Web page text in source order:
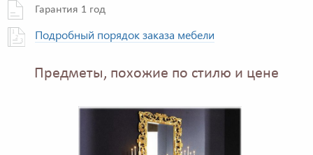
Гарантия 1 год
Подробный порядок заказа мебели
Предметы, похожие по стилю и цене